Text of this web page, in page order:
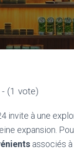
(1 vote)
invite à une
expansion.
associés